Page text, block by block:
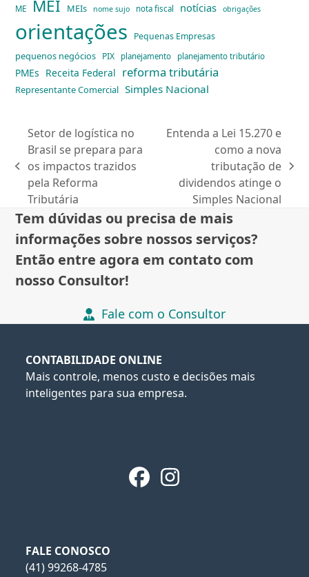
ME MEI MEIs nome sujo nota fiscal notícias obrigações
orientações Pequenas Empresas
pequenos negócios PIX planejamento planejamento tributário
PMEs Receita Federal reforma tributária
Representante Comercial Simples Nacional
previous
post:
Setor de logística no
Brasil se prepara para
os impactos trazidos
pela Reforma
Tributária
post:
Entenda a Lei 15.270 e
como a nova
tributação de
dividendos atinge o
Simples Nacional
Tem dúvidas ou precisa de mais
informações sobre nossos serviços?
Então entre agora em contato com
nosso Consultor!
Fale com o Consultor
CONTABILIDADE ONLINE
Mais controle, menos custo e decisões mais
inteligentes para sua empresa.
Facebook
Instagram
FALE CONOSCO
(41) 99268-4785